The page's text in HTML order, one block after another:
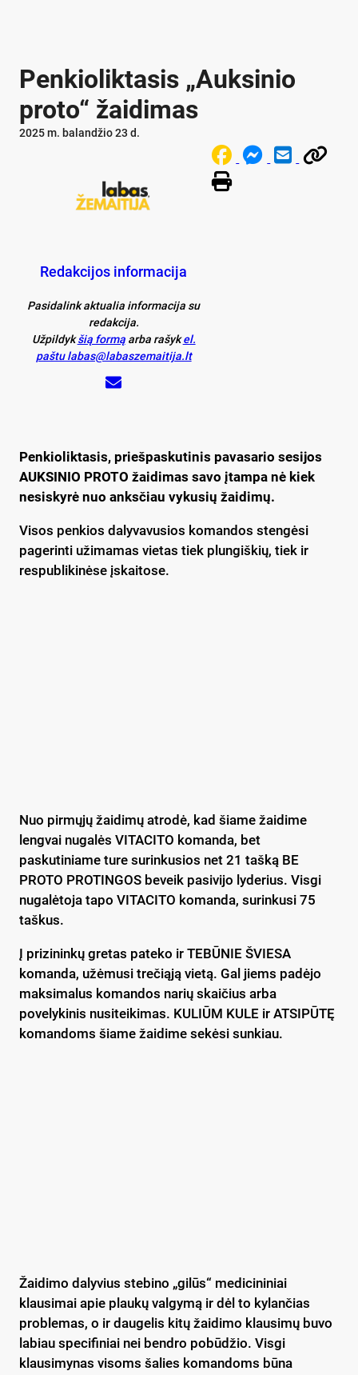
Penkioliktasis „Auksinio
proto“ žaidimas
2025 m. balandžio 23 d.
Redakcijos informacija
Pasidalink aktualia informacija su
redakcija.
Užpildykšią formąarba rašykel.
paštu labas@labaszemaitija.lt
Penkioliktasis, priešpaskutinis pavasario sesijos
AUKSINIO PROTO žaidimas savo įtampa nė kiek
nesiskyrė nuo anksčiau vykusių žaidimų.
Visos penkios dalyvavusios komandos stengėsi
pagerinti užimamas vietas tiek plungiškių, tiek ir
respublikinėse įskaitose.
Nuo pirmųjų žaidimų atrodė, kad šiame žaidime
lengvai nugalės VITACITO komanda, bet
paskutiniame ture surinkusios net 21 tašką BE
PROTO PROTINGOS beveik pasivijo lyderius. Visgi
nugalėtoja tapo VITACITO komanda, surinkusi 75
taškus.
Į prizininkų gretas pateko ir TEBŪNIE ŠVIESA
komanda, užėmusi trečiąją vietą. Gal jiems padėjo
maksimalus komandos narių skaičius arba
povelykinis nusiteikimas. KULIŪM KULE ir ATSIPŪTĘ
komandoms šiame žaidime sekėsi sunkiau.
Žaidimo dalyvius stebino „gilūs“ medicininiai
klausimai apie plaukų valgymą ir dėl to kylančias
problemas, o ir daugelis kitų žaidimo klausimų buvo
labiau specifiniai nei bendro pobūdžio. Visgi
klausimynas visoms šalies komandoms būna